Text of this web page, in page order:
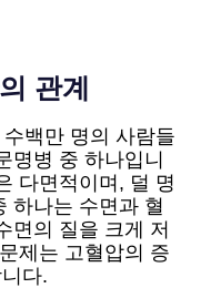
관계
백만 명의 사람들
명병 중 하나입니
다면적이며, 덜 명
하나는 수면과 혈
면의 질을 크게 저
제는 고혈압의 증
다.